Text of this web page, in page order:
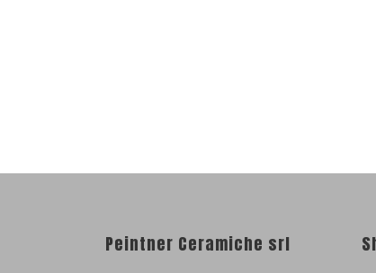
Peintner Ceramiche srl